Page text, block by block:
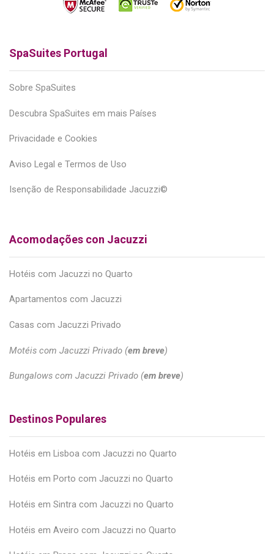
SpaSuites Portugal
Sobre SpaSuites
Descubra SpaSuites em mais Países
Privacidade e Cookies
Aviso Legal e Termos de Uso
Isenção de Responsabilidade Jacuzzi©
Acomodações con Jacuzzi
Hotéis com Jacuzzi no Quarto
Apartamentos com Jacuzzi
Casas com Jacuzzi Privado
Motéis com Jacuzzi Privado (em breve)
Bungalows com Jacuzzi Privado (em breve)
Destinos Populares
Hotéis em Lisboa com Jacuzzi no Quarto
Hotéis em Porto com Jacuzzi no Quarto
Hotéis em Sintra com Jacuzzi no Quarto
Hotéis em Aveiro com Jacuzzi no Quarto